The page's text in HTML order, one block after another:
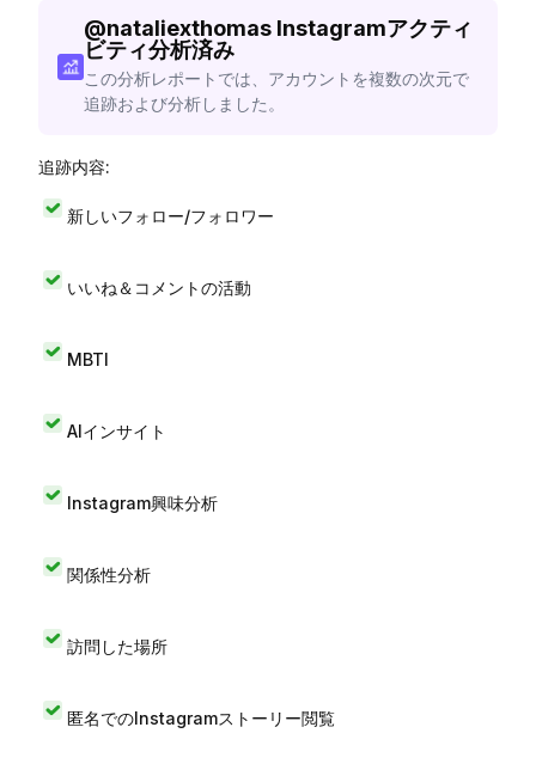
@nataliexthomas Instagramアクティ
ビティ分析済み
この分析レポートでは、アカウントを複数の次元で
追跡および分析しました。
追跡内容:
新しいフォロー/フォロワー
いいね＆コメントの活動
MBTI
AIインサイト
Instagram興味分析
関係性分析
訪問した場所
匿名でのInstagramストーリー閲覧